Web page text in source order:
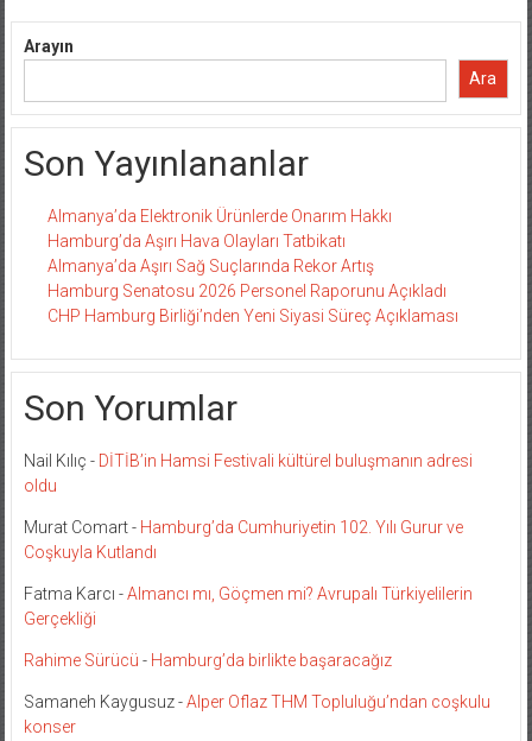
Arayın
Ara
Son Yayınlananlar
Almanya’da Elektronik Ürünlerde Onarım Hakkı
Hamburg’da Aşırı Hava Olayları Tatbikatı
Almanya’da Aşırı Sağ Suçlarında Rekor Artış
Hamburg Senatosu 2026 Personel Raporunu Açıkladı
CHP Hamburg Birliği’nden Yeni Siyasi Süreç Açıklaması
Son Yorumlar
Nail Kılıç - DİTİB’in Hamsi Festivali kültürel buluşmanın adresi
oldu
Murat Comart- Hamburg’da Cumhuriyetin 102. Yılı Gurur ve
Coşkuyla Kutlandı
Fatma Karcı -Almancı mı, Göçmen mi? Avrupalı Türkiyelilerin
Gerçekliği
Rahime Sürücü - Hamburg’da birlikte başaracağız
Samaneh Kaygusuz-Alper Oflaz THM Topluluğu’ndan coşkulu
konser